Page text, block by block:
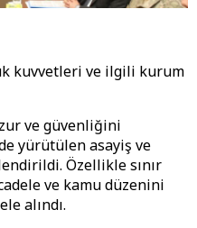
kuvvetleri ve ilgili kurum
ve güvenliğini
yürütülen asayiş ve
Özellikle sınır
ve kamu düzenini
alındı.